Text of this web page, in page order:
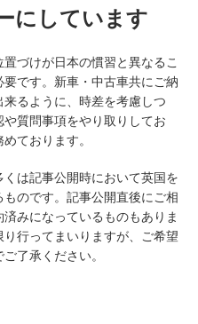
にしています
づけが日本の慣習と異なるこ
です。新車・中古車共にご納
るように、時差を考慮しつ
質問事項をやり取りしてお
ております。
は記事公開時において英国を
のです。記事公開直後にご相
みになっているものもありま
行ってまいりますが、ご希望
了承ください。